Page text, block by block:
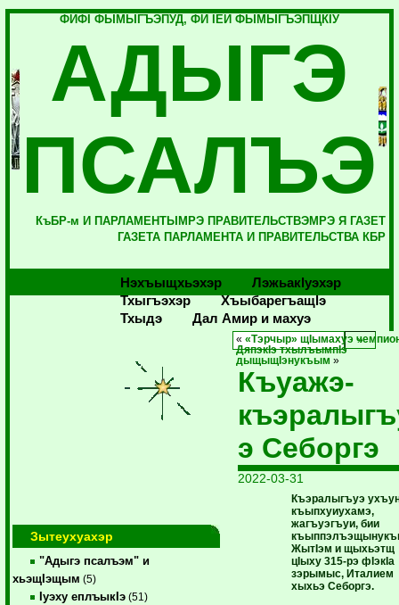
ФИФI ФЫМЫГЪЭПУД, ФИ IЕЙ ФЫМЫГЪЭПЩКIУ
АДЫГЭ
ПСАЛЪЭ
КъБР-м И ПАРЛАМЕНТЫМРЭ ПРАВИТЕЛЬСТВЭМРЭ Я ГАЗЕТ
ГАЗЕТА ПАРЛАМЕНТА И ПРАВИТЕЛЬСТВА КБР
Нэхъыщхьэхэр
Лэжьакlуэхэр
Тхыгъэхэр
Хъыбарегъащlэ
Тхыдэ
Дал Амир и махуэ
Зытеухуахэр
"Адыгэ псалъэм" и
хьэщIэщым (5)
Iуэху еплъыкIэ (51)
««Тэрчыр» щIымахуэ
ДяпэкIэ тхылъымпIэ
дыщыщIэнукъым »
Къуажэ-
э Себоргэ
2022-03-31
Къэралыгъуэ
къыпхуиухамэ,
жагъуэгъуи, бии
ЖытIэм и щыхьэтщ
цIыху 315-рэ фIэкIа
зэрымыс, Италием
хыхьэ Себоргэ.